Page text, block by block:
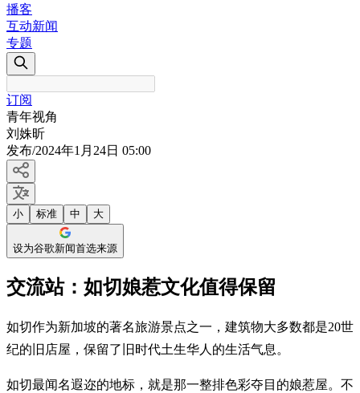
播客
互动新闻
专题
订阅
青年视角
刘姝昕
发布/2024年1月24日 05:00
小 标准 中 大
设为谷歌新闻首选来源
交流站：如切娘惹文化值得保留
如切作为新加坡的著名旅游景点之一，建筑物大多数都是20世
纪的旧店屋，保留了旧时代土生华人的生活气息。
如切最闻名遐迩的地标，就是那一整排色彩夺目的娘惹屋。不